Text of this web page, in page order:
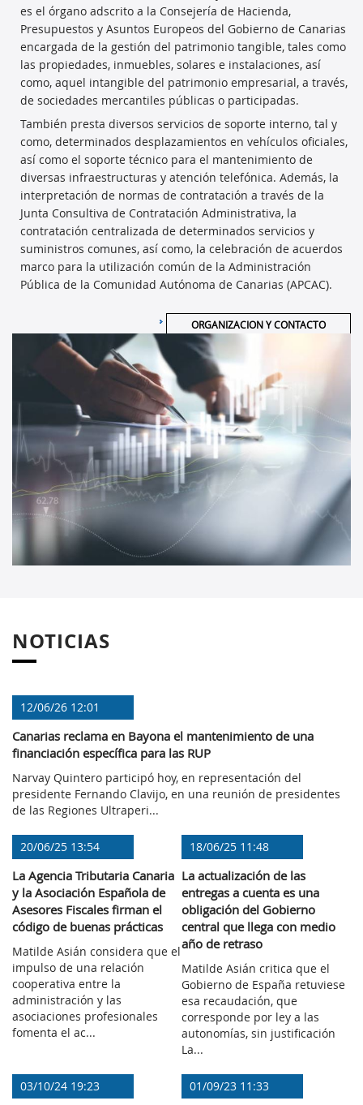
es el órgano adscrito a la Consejería de Hacienda,
Presupuestos y Asuntos Europeos del Gobierno de Canarias
encargada de la gestión del patrimonio tangible, tales como
las propiedades, inmuebles, solares e instalaciones, así
como, aquel intangible del patrimonio empresarial, a través,
de sociedades mercantiles públicas o participadas.
También presta diversos servicios de soporte interno, tal y
como, determinados desplazamientos en vehículos oficiales,
así como el soporte técnico para el mantenimiento de
diversas infraestructuras y atención telefónica. Además, la
interpretación de normas de contratación a través de la
Junta Consultiva de Contratación Administrativa, la
contratación centralizada de determinados servicios y
suministros comunes, así como, la celebración de acuerdos
marco para la utilización común de la Administración
Pública de la Comunidad Autónoma de Canarias (APCAC).
ORGANIZACION Y CONTACTO
NOTICIAS
12/06/26 12:01
Canarias reclama en Bayona el mantenimiento de una
financiación específica para las RUP
Narvay Quintero participó hoy, en representación del
presidente Fernando Clavijo, en una reunión de presidentes
de las Regiones Ultraperi...
20/06/25 13:54
La Agencia Tributaria Canaria
y la Asociación Española de
Asesores Fiscales firman el
código de buenas prácticas
Matilde Asián considera que el
impulso de una relación
cooperativa entre la
administración y las
asociaciones profesionales
fomenta el ac...
18/06/25 11:48
La actualización de las
entregas a cuenta es una
obligación del Gobierno
central que llega con medio
año de retraso
Matilde Asián critica que el
Gobierno de España retuviese
esa recaudación, que
corresponde por ley a las
autonomías, sin justificación
La...
03/10/24 19:23 01/09/23 11:33